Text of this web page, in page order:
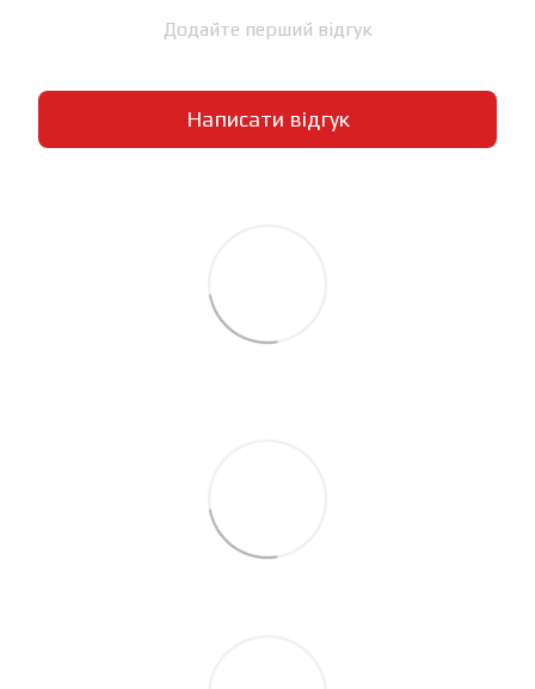
Додайте перший відгук
Написати відгук